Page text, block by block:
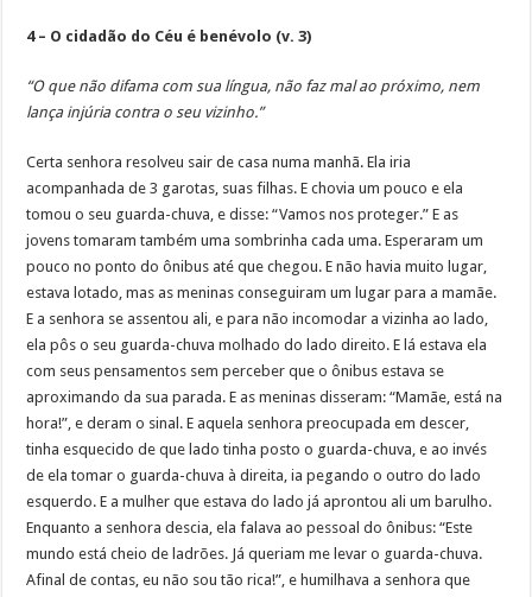
4 – O cidadão do Céu é benévolo (v. 3)
“O que não difama com sua língua, não faz mal ao próximo, nem
lança injúria contra o seu vizinho.”
Certa senhora resolveu sair de casa numa manhã. Ela iria
acompanhada de 3 garotas, suas filhas. E chovia um pouco e ela
tomou o seu guarda-chuva, e disse: “Vamos nos proteger.” E as
jovens tomaram também uma sombrinha cada uma. Esperaram um
pouco no ponto do ônibus até que chegou. E não havia muito lugar,
estava lotado, mas as meninas conseguiram um lugar para a mamãe.
E a senhora se assentou ali, e para não incomodar a vizinha ao lado,
ela pôs o seu guarda-chuva molhado do lado direito. E lá estava ela
com seus pensamentos sem perceber que o ônibus estava se
aproximando da sua parada. E as meninas disseram: “Mamãe, está na
hora!”, e deram o sinal. E aquela senhora preocupada em descer,
tinha esquecido de que lado tinha posto o guarda-chuva, e ao invés
de ela tomar o guarda-chuva à direita, ia pegando o outro do lado
esquerdo. E a mulher que estava do lado já aprontou ali um barulho.
Enquanto a senhora descia, ela falava ao pessoal do ônibus: “Este
mundo está cheio de ladrões. Já queriam me levar o guarda-chuva.
Afinal de contas, eu não sou tão rica!”, e humilhava a senhora que